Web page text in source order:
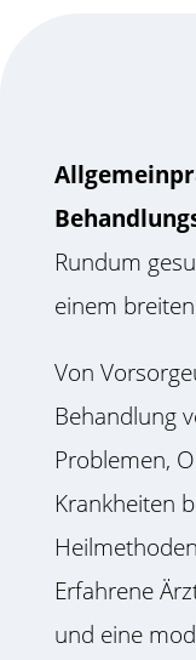
Rundum
einem
Von
Behandlung
Problemen,
Krankheiten
Erfahrene
und eine